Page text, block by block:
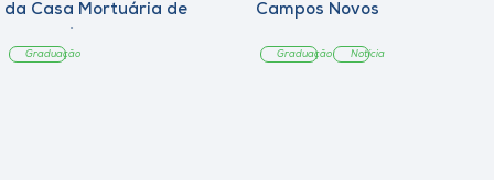
da Casa Mortuária de
Graduação
Campos Novos
Graduação Notícia